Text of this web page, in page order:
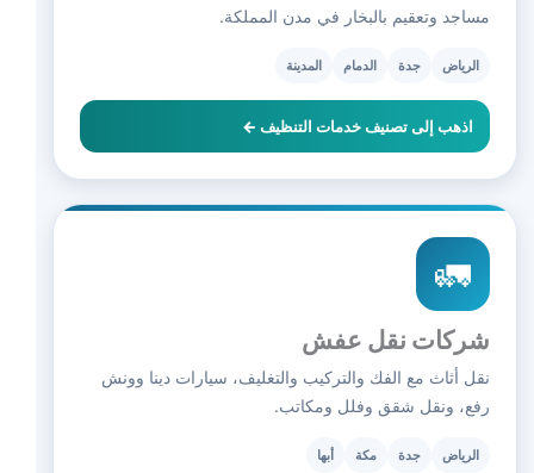
مساجد وتعقيم بالبخار في مدن المملكة.
الرياض جدة الدمام المدينة
اذهب إلى تصنيف خدمات التنظيف ←
🚛
شركات نقل عفش
نقل أثاث مع الفك والتركيب والتغليف، سيارات دينا وونش
رفع، ونقل شقق وفلل ومكاتب.
الرياض جدة مكة أبها